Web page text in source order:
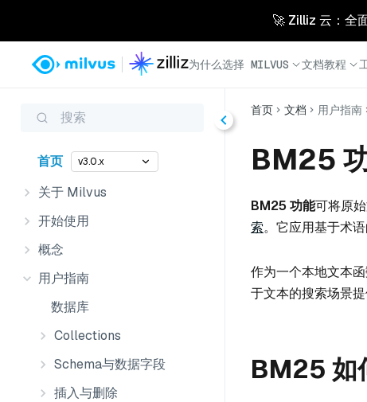
🚀 Zilliz 云：全
为什么选择 MILVUS 文档教程
搜索
首页 v3.0.x
关于 Milvus
开始使用
概念
用户指南
数据库
Collections
Schema与数据字段
插入与删除
首页 文档 用户指南
BM25
BM25 功能可将原
索。它应用基于术
作为一个本地文本
于文本的搜索场景
BM25 如